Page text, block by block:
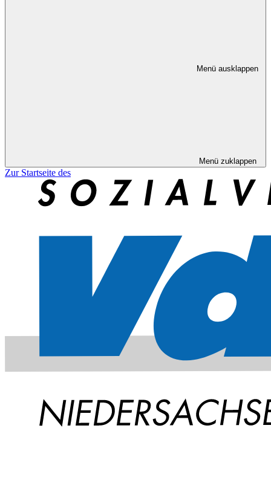
Menü ausklappen
Menü zuklappen
Zur Startseite des